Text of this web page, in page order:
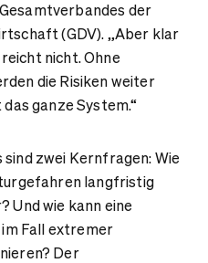
der
(GDV). „Aber klar
nicht. Ohne
die Risiken weiter
ganze System.“
zwei Kernfragen: Wie
langfristig
Und wie kann eine
Fall extremer
Der